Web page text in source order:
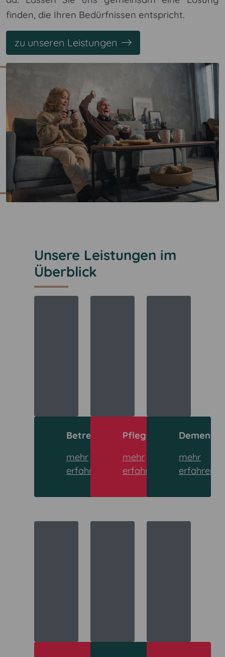
finden, die Ihren Bedürfnissen entspricht.
zu unseren Leistungen
Unsere Leistungen im
Überblick
Betreuung
mehr
erfahren
Pflegehilfe
mehr
erfahren
mehr
erfahren